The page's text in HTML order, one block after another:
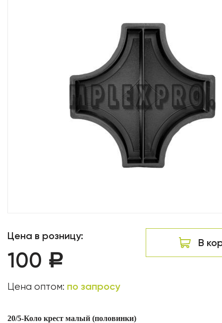
Цена в розницу:
100 Р
Цена оптом: по запросу
В
20/5-Коло крест малый (половинки)